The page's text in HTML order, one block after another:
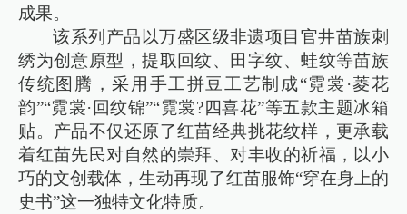
成果。
该系列产品以万盛区级非遗项目官井苗族刺
绣为创意原型，提取回纹、田字纹、蛙纹等苗族
传统图腾，采用手工拼豆工艺制成“霓裳·菱花
韵”“霓裳·回纹锦”“霓裳?四喜花”等五款主题冰箱
贴。产品不仅还原了红苗经典挑花纹样，更承载
着红苗先民对自然的崇拜、对丰收的祈福，以小
巧的文创载体，生动再现了红苗服饰“穿在身上的
史书”这一独特文化特质。